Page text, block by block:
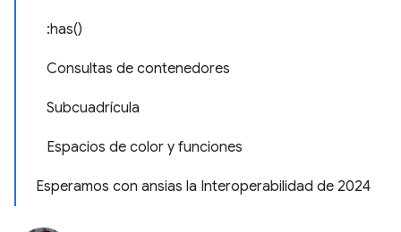
:has()
Consultas de contenedores
Subcuadrícula
Espacios de color y funciones
Esperamos con ansias la Interoperabilidad de 2024